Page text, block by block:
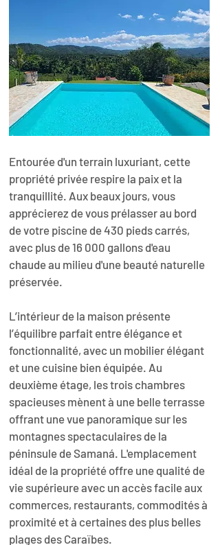
Entourée d'un terrain luxuriant, cette
propriété privée respire la paix et la
tranquillité. Aux beaux jours, vous
apprécierez de vous prélasser au bord
de votre piscine de 430 pieds carrés,
avec plus de 16 000 gallons d'eau
chaude au milieu d'une beauté naturelle
préservée.
L’intérieur de la maison présente
l’équilibre parfait entre élégance et
fonctionnalité, avec un mobilier élégant
et une cuisine bien équipée. Au
deuxième étage, les trois chambres
spacieuses mènent à une belle terrasse
offrant une vue panoramique sur les
montagnes spectaculaires de la
péninsule de Samaná. L'emplacement
idéal de la propriété offre une qualité de
vie supérieure avec un accès facile aux
commerces, restaurants, commodités à
proximité et à certaines des plus belles
plages des Caraïbes.